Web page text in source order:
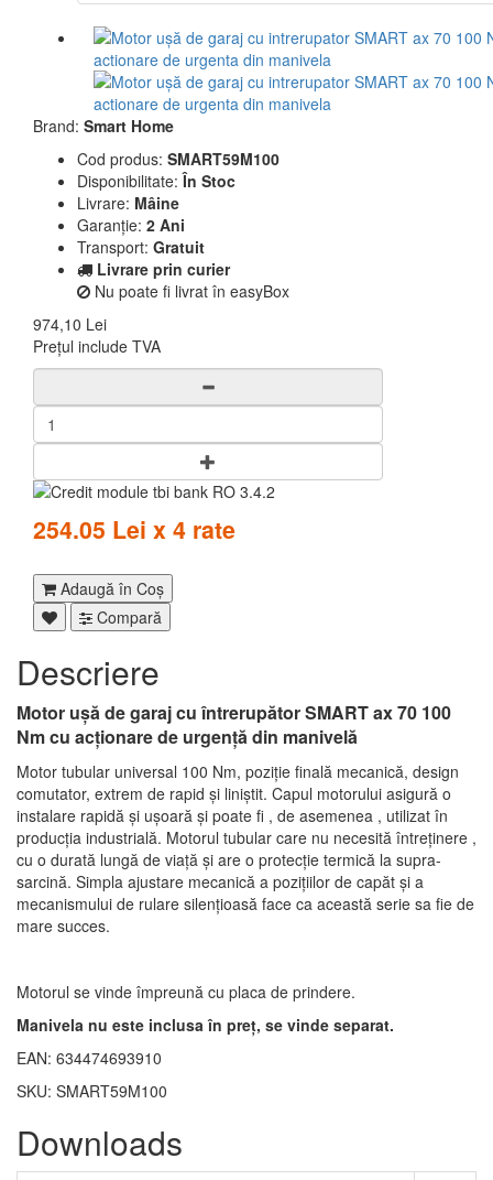
Brand: Smart Home
Cod produs: SMART59M100
Disponibilitate: În Stoc
Livrare: Mâine
Garanție: 2 Ani
Transport: Gratuit
Livrare prin curier
Nu poate fi livrat în easyBox
974,10 Lei
Prețul include TVA
254.05 Lei x 4 rate
Adaugă în Coş
Compară
Descriere
Motor ușă de garaj cu întrerupător SMART ax 70 100
Nm cu acționare de urgenţă din manivelă
Motor tubular universal 100 Nm, poziție finală mecanică, design
comutator, extrem de rapid și liniștit. Capul motorului asigură o
instalare rapidă și ușoară și poate fi , de asemenea , utilizat în
producția industrială. Motorul tubular care nu necesită întreținere ,
cu o durată lungă de viață și are o protecție termică la supra-
sarcină. Simpla ajustare mecanică a pozițiilor de capăt și a
mecanismului de rulare silențioasă face ca această serie sa fie de
mare succes.
Motorul se vinde împreună cu placa de prindere.
Manivela nu este inclusa în preț, se vinde separat.
EAN: 634474693910
SKU: SMART59M100
Downloads